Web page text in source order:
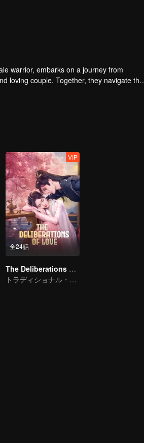
warrior, embarks on a journey from
loving couple. Together, they navigate the
全24話
VIP
The Deliberations of Love
トラディショナル・コスチューム · ファンタジー